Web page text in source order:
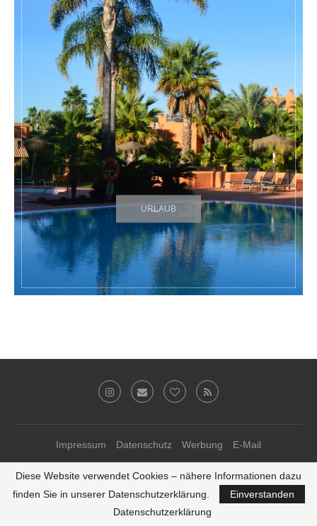
URLAUB
Impressum Datenschutz Werbung E-Mail
Theme-Anpassungen vonkathastrophal.de♥
ZURÜCK ZUM SEITENANFANG
Diese Website verwendet Cookies – nähere Informationen dazu
finden Sie in unserer Datenschutzerklärung.
Einverstanden
Datenschutzerklärung